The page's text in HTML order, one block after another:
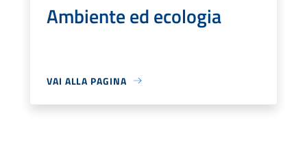
Ambiente ed ecologia
VAI ALLA PAGINA